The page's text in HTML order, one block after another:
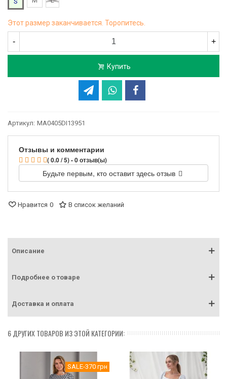
Этот размер заканчивается. Торопитесь.
- +
Купить
Артикул: MA0405DI13951
Отзывы и комментарии
( 0.0 / 5) - 0 отзыв(ы)
Будьте первым, кто оставит здесь отзыв
Нравится 0 В список желаний
Описание
Подробнее о товаре
Доставка и оплата
6 ДРУГИХ ТОВАРОВ ИЗ ЭТОЙ КАТЕГОРИИ:
SALE-370 грн